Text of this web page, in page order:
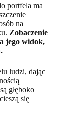
portfela ma
na
Zobaczenie
jego widok,
ludzi, dając
głęboko
się